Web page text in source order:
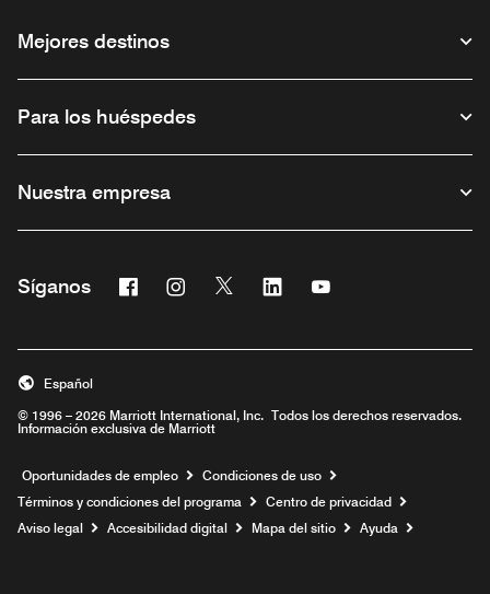
Mejores destinos
Para los huéspedes
Nuestra empresa
Síganos Facebook
Abre una ventana nueva
Instagram
Abre una ventana nueva
Twitter
Abre una ventana nueva
Linkedin
Abre una ventana nueva
Abre una ventana
© 1996 – 2026 Marriott International, Inc. Todos los derechos reservados.
Información exclusiva de Marriott
Español
Oportunidades de empleo Abre una ventana nueva
Condiciones de uso
Términos y condiciones del programa
Centro de privacidad
Aviso legal
Accesibilidad digital Mapa del sitio Ayuda